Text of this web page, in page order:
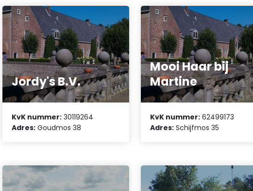
Jordy's B.V.
KvK nummer: 30119264
Adres: Goudmos 38
Mooi Haar bij
Martine
KvK nummer: 62499173
Adres: Schijfmos 35